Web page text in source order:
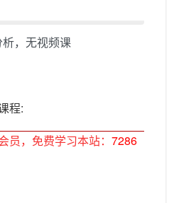
，无视频课
程:
，免费学习本站： 7286